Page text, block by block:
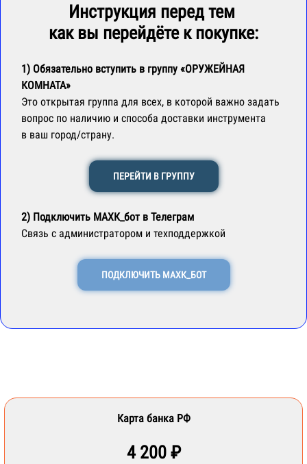
Инструкция перед тем
как вы перейдёте к покупке:
1) Обязательно вступить в группу «ОРУЖЕЙНАЯ
КОМНАТА»
Это открытая группа для всех, в которой важно задать
вопрос по наличию и способа доставки инструмента
в ваш город/страну.
ПЕРЕЙТИ В ГРУППУ
2) Подключить МАХК_бот в Телеграм
Связь с администратором и техподдержкой
ПОДКЛЮЧИТЬ МАХК_БОТ
Карта банка РФ
4 200 ₽